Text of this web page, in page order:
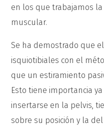
en los que trabajamos
muscular.
Se ha demostrado que
isquiotibiales con el
que un estiramiento
Esto tiene importancia
insertarse en la pelvis,
sobre su posición y la